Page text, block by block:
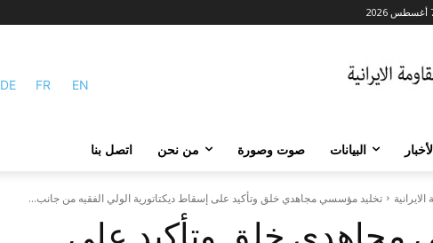
DE FR EN
البيانات صوت وصورة من نحن اتصل بنا
تخلید مؤسسي مجاهدي خلق وتأكید علی إسقاط ديكتاتورية الولي الفقيه من جانب...